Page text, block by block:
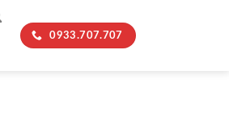
0933.707.707